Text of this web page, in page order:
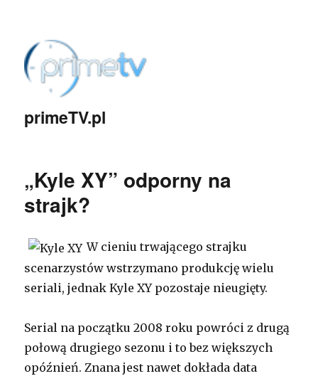
primeTV.pl
„Kyle XY” odporny na
strajk?
W cieniu trwającego strajku
scenarzystów wstrzymano produkcję wielu
seriali, jednak Kyle XY pozostaje nieugięty.
Serial na początku 2008 roku powróci z drugą
połową drugiego sezonu i to bez większych
opóźnień. Znana jest nawet dokłada data